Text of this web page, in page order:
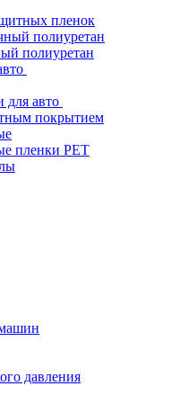
пленок
полиуретан
полиуретан
авто
покрытием
пленки PET
давления